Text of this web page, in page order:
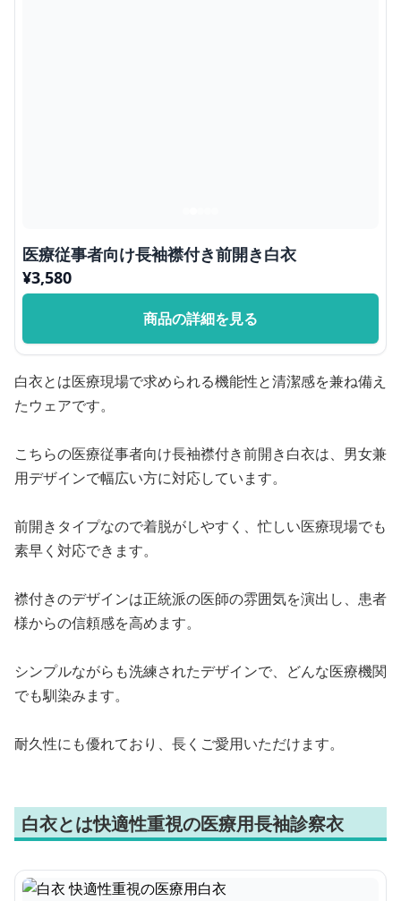
医療従事者向け長袖襟付き前開き白衣
¥3,580
商品の詳細を見る
白衣とは医療現場で求められる機能性と清潔感を兼ね備え
たウェアです。
こちらの医療従事者向け長袖襟付き前開き白衣は、男女兼
用デザインで幅広い方に対応しています。
前開きタイプなので着脱がしやすく、忙しい医療現場でも
素早く対応できます。
襟付きのデザインは正統派の医師の雰囲気を演出し、患者
様からの信頼感を高めます。
シンプルながらも洗練されたデザインで、どんな医療機関
でも馴染みます。
耐久性にも優れており、長くご愛用いただけます。
白衣とは快適性重視の医療用長袖診察衣